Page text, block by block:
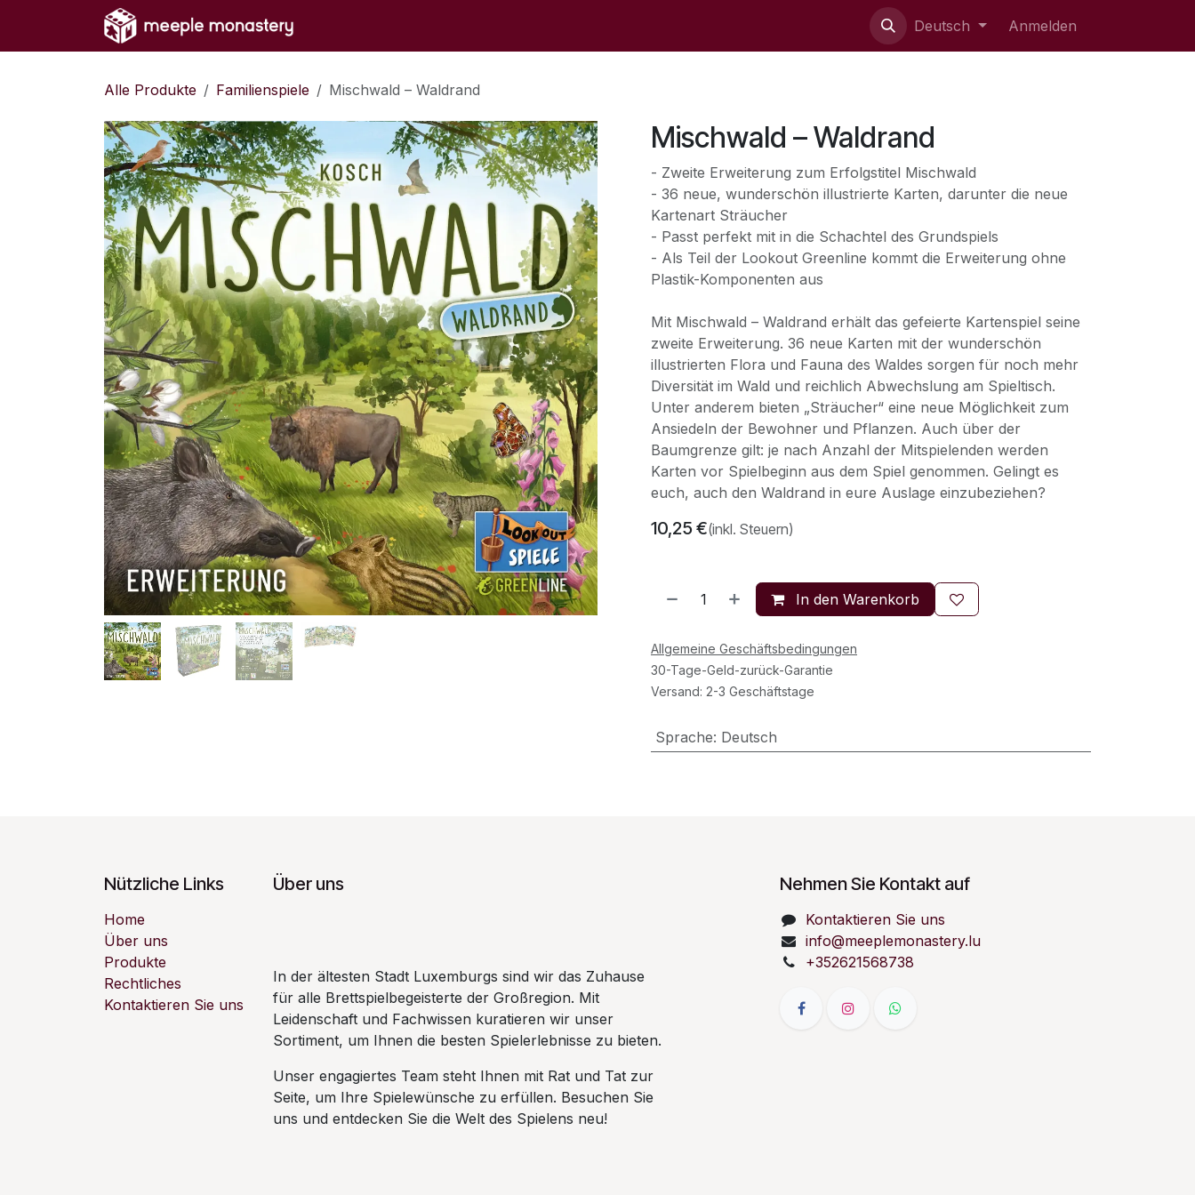
Zum Inhalt springen
Deutsch Anmelden
Alle Produkte Familienspiele Mischwald – Waldrand
Mischwald – Waldrand
- Zweite Erweiterung zum Erfolgstitel Mischwald
- 36 neue, wunderschön illustrierte Karten, darunter die neue
Kartenart Sträucher
- Passt perfekt mit in die Schachtel des Grundspiels
- Als Teil der Lookout Greenline kommt die Erweiterung ohne
Plastik-Komponenten aus
Mit Mischwald – Waldrand erhält das gefeierte Kartenspiel seine
zweite Erweiterung. 36 neue Karten mit der wunderschön
illustrierten Flora und Fauna des Waldes sorgen für noch mehr
Diversität im Wald und reichlich Abwechslung am Spieltisch.
Unter anderem bieten „Sträucher“ eine neue Möglichkeit zum
Ansiedeln der Bewohner und Pflanzen. Auch über der
Baumgrenze gilt: je nach Anzahl der Mitspielenden werden
Karten vor Spielbeginn aus dem Spiel genommen. Gelingt es
euch, auch den Waldrand in eure Auslage einzubeziehen?
10,25 €(inkl. Steuern)
In den Warenkorb
Allgemeine Geschäftsbedingungen
30-Tage-Geld-zurück-Garantie
Versand: 2-3 Geschäftstage
Sprache: Deutsch
Nützliche Links
Home
Über uns
Produkte
Rechtliches
Kontaktieren Sie uns
Über uns
In der ältesten Stadt Luxemburgs sind wir das Zuhause
für alle Brettspielbegeisterte der Großregion. Mit
Leidenschaft und Fachwissen kuratieren wir unser
Sortiment, um Ihnen die besten Spielerlebnisse zu bieten.
Unser engagiertes Team steht Ihnen mit Rat und Tat zur
Seite, um Ihre Spielewünsche zu erfüllen. Besuchen Sie
uns und entdecken Sie die Welt des Spielens neu!
Nehmen Sie Kontakt auf
Kontaktieren Sie uns
info@meeplemonastery.lu
+352621568738